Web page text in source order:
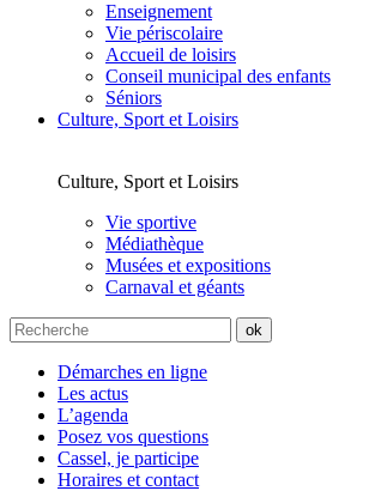
Enseignement
Vie périscolaire
Accueil de loisirs
Conseil municipal des enfants
Séniors
Culture, Sport et Loisirs
Culture, Sport et Loisirs
Vie sportive
Médiathèque
Musées et expositions
Carnaval et géants
Démarches en ligne
Les actus
L’agenda
Posez vos questions
Cassel, je participe
Horaires et contact